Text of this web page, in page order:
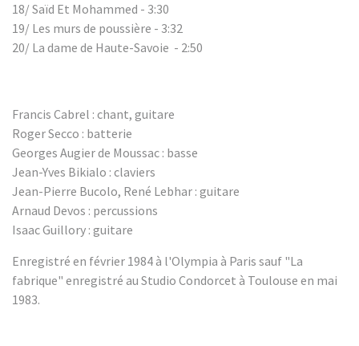
18/ Saïd Et Mohammed - 3:30
19/ Les murs de poussière - 3:32
20/ La dame de Haute-Savoie - 2:50
Francis Cabrel : chant, guitare
Roger Secco : batterie
Georges Augier de Moussac : basse
Jean-Yves Bikialo : claviers
Jean-Pierre Bucolo, René Lebhar : guitare
Arnaud Devos : percussions
Isaac Guillory : guitare
Enregistré en février 1984 à l'Olympia à Paris sauf "La
fabrique" enregistré au Studio Condorcet à Toulouse en mai
1983.